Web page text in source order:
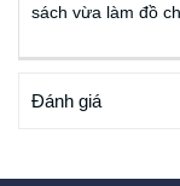
sách vừa làm đồ
Đánh giá